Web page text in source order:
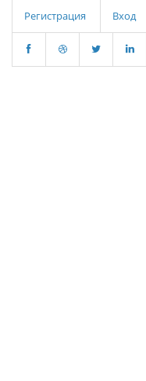
Регистрация Вход